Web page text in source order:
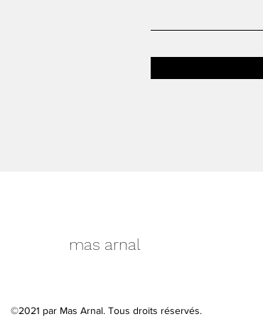
mas arnal
©2021 par Mas Arnal. Tous droits réservés.